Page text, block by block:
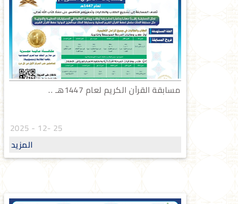
مسابقة القرآن الكريم لعام 1447هـ ..
25 -12 - 2025
المزيد